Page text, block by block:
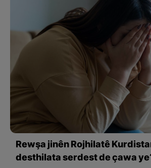
Rewşa jinên Rojhilatê
desthilata serdest de çawa